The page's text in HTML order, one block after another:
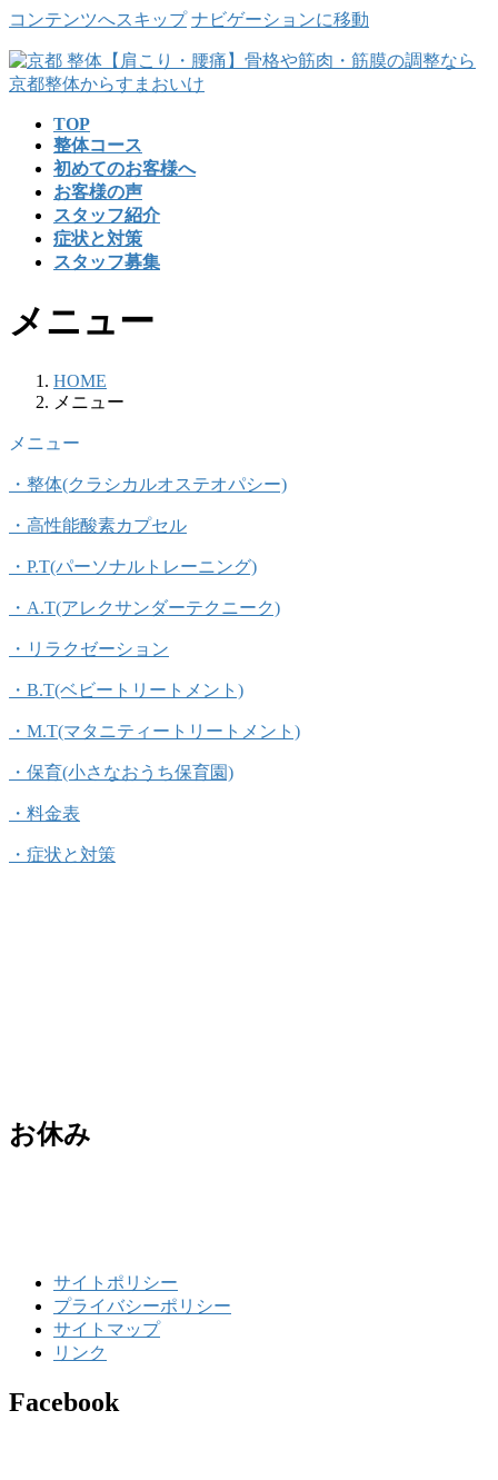
コンテンツへスキップ ナビゲーションに移動
TOP
整体コース
初めてのお客様へ
お客様の声
スタッフ紹介
症状と対策
スタッフ募集
メニュー
HOME
メニュー
メニュー
・整体(クラシカルオステオパシー)
・高性能酸素カプセル
・P.T(パーソナルトレーニング)
・A.T(アレクサンダーテクニーク)
・リラクゼーション
・B.T(ベビートリートメント)
・M.T(マタニティートリートメント)
・保育(小さなおうち保育園)
・料金表
・症状と対策
お休み
サイトポリシー
プライバシーポリシー
サイトマップ
リンク
Facebook